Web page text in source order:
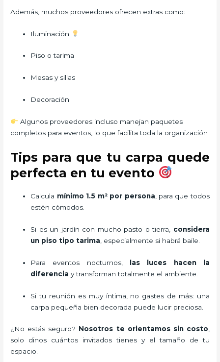
Además, muchos proveedores ofrecen extras como:
Iluminación
Piso o tarima
Mesas y sillas
Decoración
Algunos proveedores incluso manejan paquetes
completos para eventos, lo que facilita toda la organización
Tips para que tu carpa quede
perfecta en tu evento
Calcula mínimo 1.5 m² por persona , para que todos
estén cómodos.
Si es un jardín con mucho pasto o tierra, considera
un piso tipo tarima , especialmente si habrá baile.
Para eventos nocturnos,
las luces hacen la
diferencia y transforman totalmente el ambiente.
Si tu reunión es muy íntima, no gastes de más: una
carpa pequeña bien decorada puede lucir preciosa.
¿No estás seguro? Nosotros te orientamos sin costo,
solo dinos cuántos invitados tienes y el tamaño de tu
espacio.